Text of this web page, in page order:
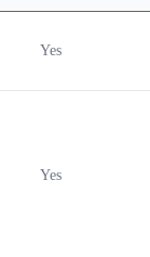
Yes
Yes